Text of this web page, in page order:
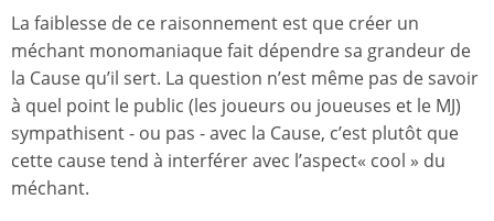
La faiblesse de ce raisonnement est que créer un
méchant monomaniaque fait dépendre sa grandeur de
la Cause qu’il sert. La question n’est même pas de savoir
à quel point le public (les joueurs ou joueuses et le MJ)
sympathisent - ou pas - avec la Cause, c’est plutôt que
cette cause tend à interférer avec l’aspect« cool » du
méchant.